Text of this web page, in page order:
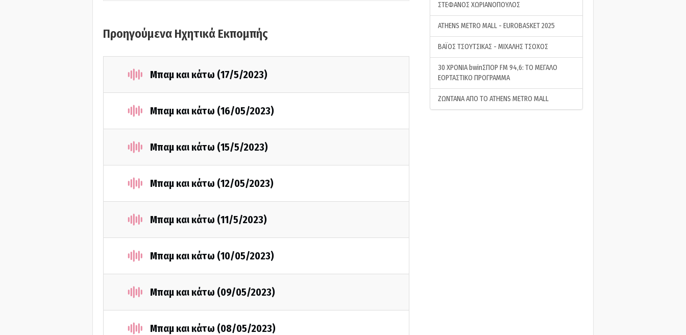
Προηγούμενα Ηχητικά Εκπομπής
Μπαμ και κάτω (17/5/2023)
Μπαμ και κάτω (16/05/2023)
Μπαμ και κάτω (15/5/2023)
Μπαμ και κάτω (12/05/2023)
Μπαμ και κάτω (11/5/2023)
Μπαμ και κάτω (10/05/2023)
Μπαμ και κάτω (09/05/2023)
Μπαμ και κάτω (08/05/2023)
ΣΤΕΦΑΝΟΣ ΧΩΡΙΑΝΟΠΟΥΛΟΣ
ATHENS METRO MALL - EUROBASKET 2025
ΒΑΪΟΣ ΤΣΟΥΤΣΙΚΑΣ - ΜΙΧΑΛΗΣ ΤΣΟΧΟΣ
30 ΧΡΟΝΙΑ bwinΣΠΟΡ FM 94,6: ΤΟ ΜΕΓΑΛΟ
ΕΟΡΤΑΣΤΙΚΟ ΠΡΟΓΡΑΜΜΑ
ΖΩΝΤΑΝΑ ΑΠΟ ΤΟ ATHENS METRO MALL